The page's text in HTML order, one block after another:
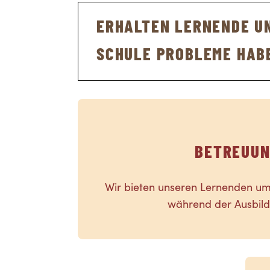
abgehalten.
Bei Einsätzen in der näheren
ERHALTEN LERNENDE
SCHULE PROBLEME
Wir bieten unseren Lernenden
während der